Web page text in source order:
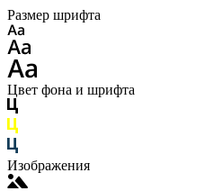
Размер шрифта
Цвет фона и шрифта
Изображения